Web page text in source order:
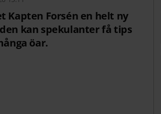
Kapten Forsén en helt ny
kan spekulanter få tips
öar.